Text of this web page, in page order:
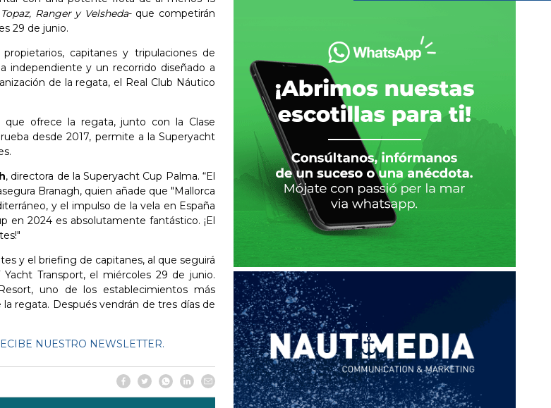
Topaz, Rangery Velsheda- que competirán
29 de junio.
capitanes y tripulaciones de
independiente y un recorrido diseñado a
de la regata, el Real Club Náutico
que ofrece la regata, junto con la Clase
desde 2017, permite a la Superyacht
, directora de la Superyacht Cup Palma. “El
Branagh, quien añade que "Mallorca
y el impulso de la vela en España
en 2024 es absolutamente fantástico. ¡El
y el briefing de capitanes, al que seguirá
Transport, el miércoles 29 de junio.
uno de los establecimientos más
regata. Después vendrán de tres días de
NUESTRO NEWSLETTER.